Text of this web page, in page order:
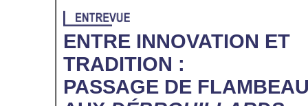
ENTRE INNOVATION ET
TRADITION :
PASSAGE DE